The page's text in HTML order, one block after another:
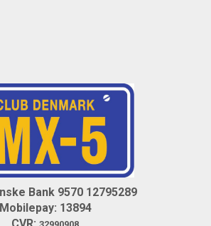
Bank 9570 12795289
Mobilepay: 13894